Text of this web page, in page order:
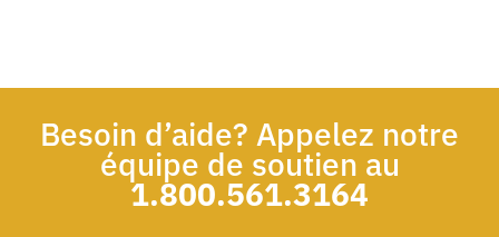
Besoin d’aide? Appelez notre
équipe de soutien au
1.800.561.3164